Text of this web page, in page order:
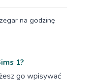
na godzinę
1?
go wpisywać